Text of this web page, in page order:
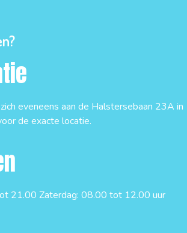
eveneens aan de Halstersebaan 23A in
de exacte locatie.
21.00 Zaterdag: 08.00 tot 12.00 uur